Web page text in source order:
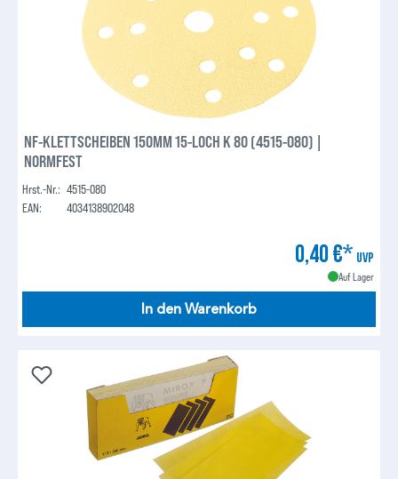
NF-KLETTSCHEIBEN 150MM 15-LOCH K 80 (4515-080) |
NORMFEST
Hrst.-Nr.: 4515-080
EAN:
4034138902048
0,40 €* UVP
Auf Lager
In den Warenkorb